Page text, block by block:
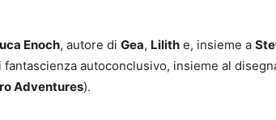
Enoch, autore di Gea, Lilith e, insieme a
autoconclusivo, insieme al
Adventures).